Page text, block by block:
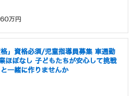
万円
格」資格必須/児童指導員募集 車通勤
ほぼなし 子どもたちが安心して挑戦
一緒に作りませんか